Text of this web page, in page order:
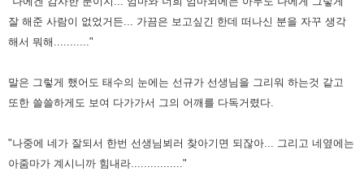
잘 해준 사람이 없었거든... 가끔은 보고싶긴 한데 떠나신 분을 자꾸 생각
해서 뭐해..........."
말은 그렇게 했어도 태수의 눈에는 선규가 선생님을 그리워 하는것 같고
또한 쓸쓸하게도 보여 다가가서 그의 어깨를 다독거렸다.
"나중에 네가 잘되서 한번 선생님뵈러 찾아기면 되잖아... 그리고 네옆에는
아줌마가 계시니까 힘내라................"